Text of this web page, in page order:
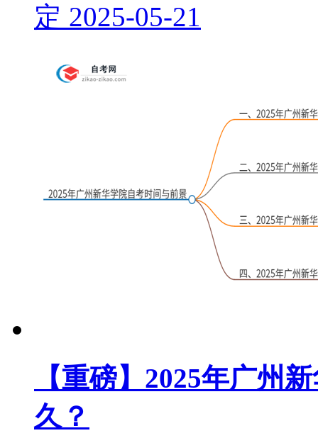
定 2025-05-21
【重磅】2025年广州
久？